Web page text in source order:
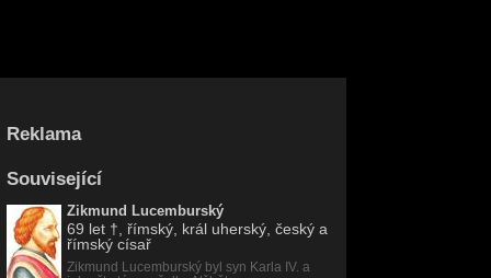
Reklama
Související
Zikmund Lucemburský
69 let †, římský, král uherský, český a
římský císař
Zikmund Lucemburský byl syn Karla IV. a